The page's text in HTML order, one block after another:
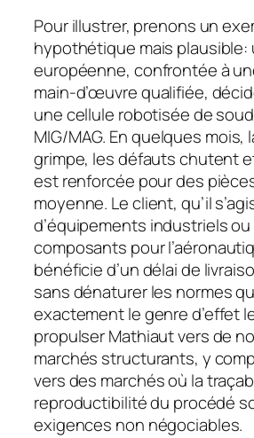
Pour illustrer, prenons un
hypothétique mais plausible:
européenne, confrontée à
main-d’œuvre qualifiée,
une cellule robotisée de
MIG/MAG. En quelques mois,
grimpe, les défauts chutent
est renforcée pour des
moyenne. Le client, qu’il
d’équipements industriels ou
composants pour
bénéficie d’un délai de
sans dénaturer les normes
exactement le genre d’effet
propulser Mathiaut vers de
marchés structurants, y
vers des marchés où la
reproductibilité du procédé
exigences non négociables.